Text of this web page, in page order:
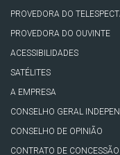
PROVEDORA DO
PROVEDORA DO OUVINTE
ACESSIBILIDADES
SATÉLITES
A EMPRESA
CONSELHO GERAL
CONSELHO DE OPINIÃO
CONTRATO DE